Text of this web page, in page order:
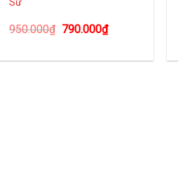
Sứ
950.000₫ 790.000₫